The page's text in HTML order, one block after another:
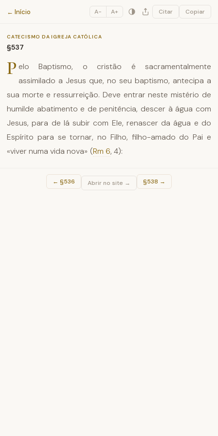
Catecismo da Igreja Católica
← Início A− A+ Citar Copiar
CATECISMO DA IGREJA CATÓLICA
§537
P elo Baptismo, o cristão é sacramentalmente
assimilado a Jesus que, no seu baptismo, antecipa a
sua morte e ressurreição. Deve entrar neste mistério de
humilde abatimento e de penitência, descer à água com
Jesus, para de lá subir com Ele, renascer da água e do
Espírito para se tornar, no Filho, filho-amado do Pai e
«viver numa vida nova» (Rm 6, 4):
← §536 Abrir no site → §538 →